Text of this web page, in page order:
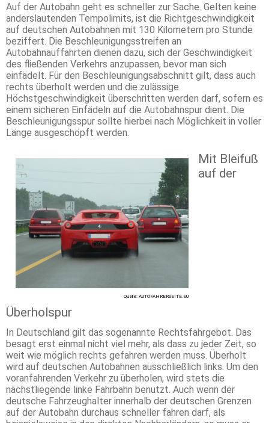
Auf der Autobahn geht es schneller zur Sache. Gelten keine
anderslautenden Tempolimits, ist die Richtgeschwindigkeit
auf deutschen Autobahnen mit 130 Kilometern pro Stunde
beziffert. Die Beschleunigungsstreifen an
Autobahnauffahrten dienen dazu, sich der Geschwindigkeit
des fließenden Verkehrs anzupassen, bevor man sich
einfädelt. Für den Beschleunigungsabschnitt gilt, dass auch
rechts überholt werden und die zulässige
Höchstgeschwindigkeit überschritten werden darf, sofern es
einem sicheren Einfädeln auf die Autobahnspur dient. Die
Beschleunigungsspur sollte hierbei nach Möglichkeit in voller
Länge ausgeschöpft werden.
Quelle: AUTOFAHRERSEITE.EU
Mit Bleifuß
auf der
Überholspur
In Deutschland gilt das sogenannte Rechtsfahrgebot. Das
besagt erst einmal nicht viel mehr, als dass zu jeder Zeit, so
weit wie möglich rechts gefahren werden muss. Überholt
wird auf deutschen Autobahnen ausschließlich links. Um den
voranfahrenden Verkehr zu überholen, wird stets die
nächstliegende linke Fahrbahn benutzt. Auch wenn der
deutsche Fahrzeughalter innerhalb der deutschen Grenzen
auf der Autobahn durchaus schneller fahren darf, als